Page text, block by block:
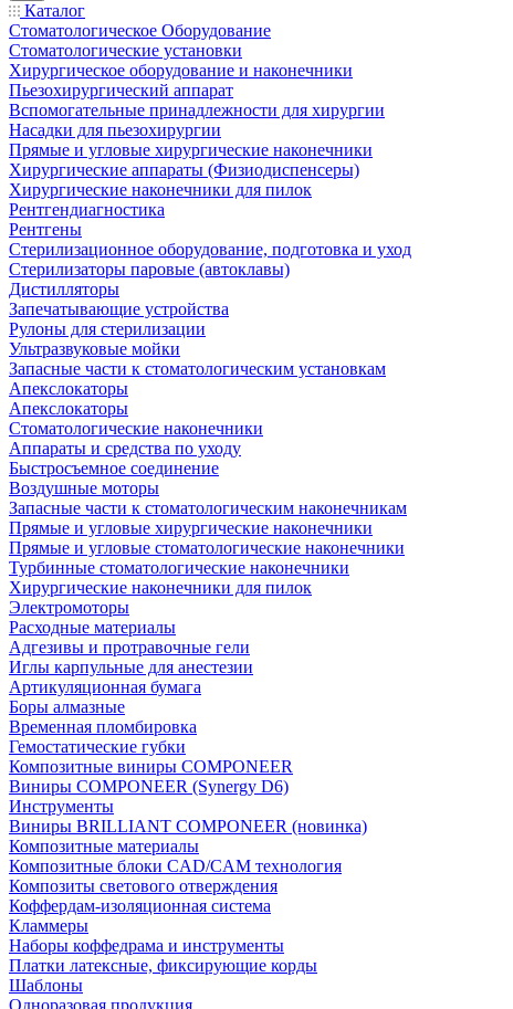
Каталог
Стоматологическое Оборудование
Стоматологические установки
Хирургическое оборудование и наконечники
Пьезохирургический аппарат
Вспомогательные принадлежности для хирургии
Насадки для пьезохирургии
Прямые и угловые хирургические наконечники
Хирургические аппараты (Физиодиспенсеры)
Хирургические наконечники для пилок
Рентгендиагностика
Рентгены
Стерилизационное оборудование, подготовка и уход
Стерилизаторы паровые (автоклавы)
Дистилляторы
Запечатывающие устройства
Рулоны для стерилизации
Ультразвуковые мойки
Запасные части к стоматологическим установкам
Апекслокаторы
Апекслокаторы
Стоматологические наконечники
Аппараты и средства по уходу
Быстросъемное соединение
Воздушные моторы
Запасные части к стоматологическим наконечникам
Прямые и угловые хирургические наконечники
Прямые и угловые стоматологические наконечники
Турбинные стоматологические наконечники
Хирургические наконечники для пилок
Электромоторы
Расходные материалы
Адгезивы и протравочные гели
Иглы карпульные для анестезии
Артикуляционная бумага
Боры алмазные
Временная пломбировка
Гемостатические губки
Композитные виниры COMPONEER
Виниры COMPONEER (Synergy D6)
Инструменты
Виниры BRILLIANT COMPONEER (новинка)
Композитные материалы
Композитные блоки CAD/СAM технология
Композиты светового отверждения
Коффердам-изоляционная система
Кламмеры
Наборы коффедрама и инструменты
Платки латексные, фиксирующие корды
Шаблоны
Одноразовая продукция